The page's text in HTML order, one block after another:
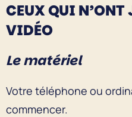
CEUX QUI
VIDÉO
Le matériel
Votre téléphone ou
commencer.